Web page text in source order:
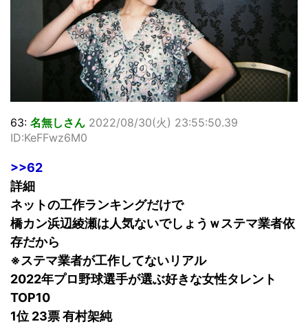
63: 名無しさん 2022/08/30(火) 23:55:50.39
ID:KeFFwz6M0
>>62
詳細
ネットの工作ランキングだけで
橋カン浜辺綾瀬は人気ないでしょうｗステマ業者依
存だから
※ステマ業者が工作してないリアル
2022年プロ野球選手が選ぶ好きな女性タレント
TOP10
1位 23票 有村架純